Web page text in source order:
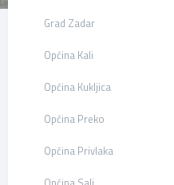
Grad Zadar
Općina Kali
Općina Kukljica
Općina Preko
Općina Privlaka